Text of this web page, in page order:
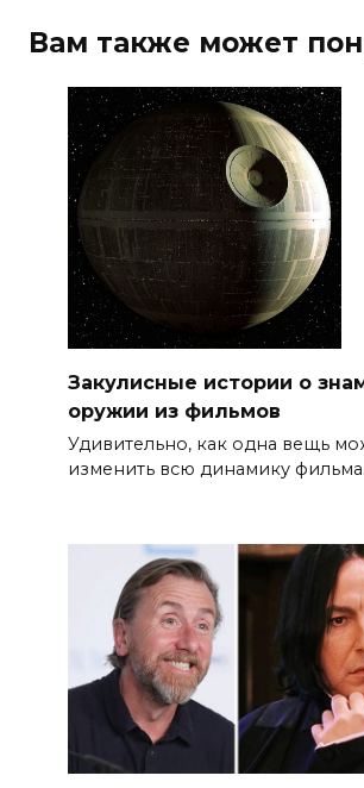
Вам также может
Закулисные истории о
оружии из фильмов
Удивительно, как одна вещь
изменить всю динамику фильма.